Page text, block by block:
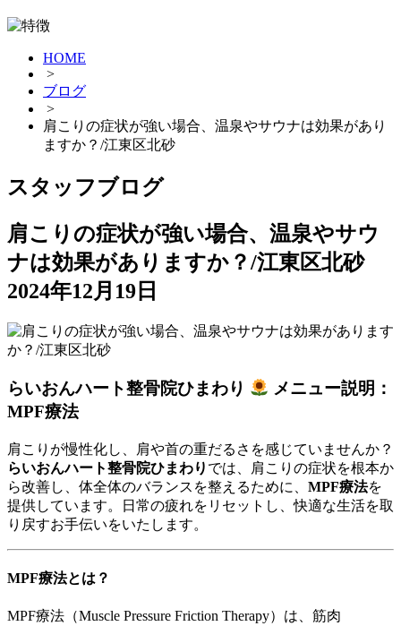
HOME
>
ブログ
>
肩こりの症状が強い場合、温泉やサウナは効果があり
ますか？/江東区北砂
スタッフブログ
肩こりの症状が強い場合、温泉やサウ
ナは効果がありますか？/江東区北砂
2024年12月19日
らいおんハート整骨院ひまわり
メニュー説明：
MPF療法
肩こりが慢性化し、肩や首の重だるさを感じていませんか？
らいおんハート整骨院ひまわり では、肩こりの症状を根本か
ら改善し、体全体のバランスを整えるために、 MPF療法を
提供しています。日常の疲れをリセットし、快適な生活を取
り戻すお手伝いをいたします。
MPF療法とは？
MPF療法（Muscle Pressure Friction Therapy）は、筋肉